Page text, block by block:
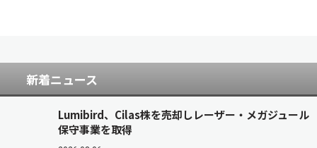
新着ニュース
Lumibird、Cilas株を売却しレーザー・メガジュール
保守事業を取得